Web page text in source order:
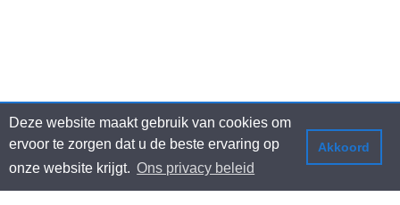
Deze website maakt gebruik van cookies om
ervoor te zorgen dat u de beste ervaring op
onze website krijgt. Ons privacy beleid
Akkoord